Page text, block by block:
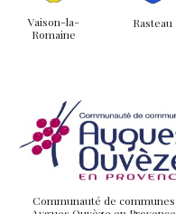
Vaison-la-
Romaine
Rasteau
Communauté de communes